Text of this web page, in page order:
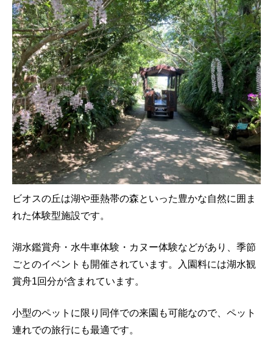
ビオスの丘は湖や亜熱帯の森といった豊かな自然に囲ま
れた体験型施設です。
湖水鑑賞舟・水牛車体験・カヌー体験などがあり、季節
ごとのイベントも開催されています。入園料には湖水観
賞舟1回分が含まれています。
小型のペットに限り同伴での来園も可能なので、ペット
連れでの旅行にも最適です。